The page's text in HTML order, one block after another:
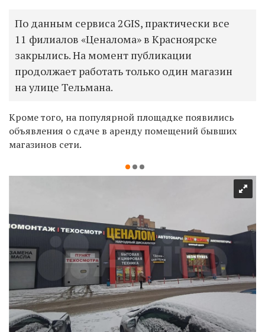
По данным сервиса 2GIS, практически все
11 филиалов «Ценалома» в Красноярске
закрылись. На момент публикации
продолжает работать только один магазин
на улице Тельмана.
Кроме того, на популярной площадке появились
объявления о сдаче в аренду помещений бывших
магазинов сети.